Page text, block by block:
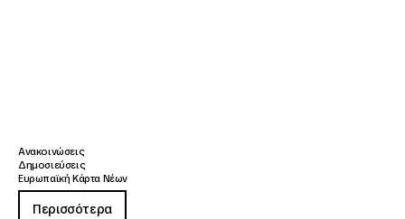
Ανακοινώσεις
Δημοσιεύσεις
Ευρωπαϊκή Κάρτα Νέων
Περισσότερα